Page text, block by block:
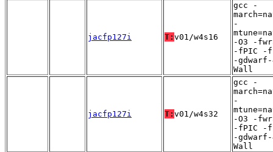
jacfp127i T: v01/w4s16
gcc -
-
-O3 -
-fPIC -
-
Wall
jacfp127i T: v01/w4s32
gcc -
-
-O3 -
-fPIC -
-
Wall